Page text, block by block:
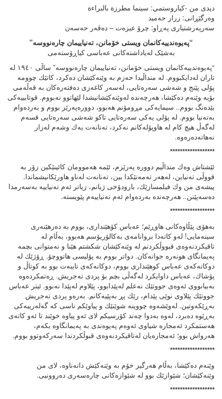
دیدی من -كياروستمي: سينما مطرزة بالبراءة
وەرگێڕانی: زرار حەمید
سەرپەرشتیاری پەڕاو: چرۆ عیزەت – دەڤەر حەسەن
“پەیوەندییەکانمان ویستی خۆمانن، تەنیاییمان چارەنووسە”
بەشێک لەیاداشتەکانی عەباسی کیاڕۆستەمی
“پەیوەندییەکانمان ویستی خۆمانن، تەنیاییمان چارەنووسە” ساڵی ١٩٤٠ لە
تاران لەدایکبووم. لە منداڵیدا حەزم بە وێنەکێشان دەکرد، کاتێك چوومە
پۆلی پێنج و شەشی سەرەتایی، لەسەر کاغەزی دەفتەرەکان بە قەڵەمی
بۆیە وێنەم دەکێشا، هەرچەندە لەوێنەکێشانیشدا لێهاتوو نەبووم. قوتابییەکی
بێدەنگ بووم.. سیمایەکی مڕومۆنم هەبوو، دوورەپەرێز بووم و بەردەوام
بەتەنیا بووم. لە پۆلی یەکی سەرەتایی تاکو شەشی سەرەتایی قسەم
لەگەڵ هیچ کام لە هاوپۆلەکانم نەکرد، تەنانەت یەك وشەم لەزار
نەهاتەدەرەوە.
******************
ئێشتاش وەك منداڵیم دوورە پەرێزم، ئێمە هەموومان کائینێکین زۆر بە
قووڵی تەنیاین، لەهەر تەمەنێکدا بین، تەنانەت لەناو هاورێکانیشماندا.
پیشەی من وك فیلمسازێك، بارودۆخی ژیانم، زیاتر ئەم تەنیاییە بەسەرمدا
دەسەپێنن.. هەرچەندە بەردەوام ئەم تەنیاییەم پێویستە.
******************
بەهۆی پێڵاوەکانی هاوڕێم؛ عەباس کۆهێنداری، بووم بە دەرهێنەری
سینەمایی! لەو کاتەدا بروانامەی بەکالۆریۆسم هەبوو، بەڵام لە
تاقیکردنەوەی قبووڵکردنم لە وێنەکێشان شکشتم هێنا و نەمتوانی بچمە
پەیمانگای هونەرە جوانەکان. دواتر بووم بە پۆلیسی هاتووچۆ. ڕۆژێك لە
دوکانەکەی عەباس کوهێنداری بووم، دوکانەکەی تایبەت بوو بە کوتاڵ و
پۆشاك، عەباس داوایکرد لەگەڵی بچم بۆ پردی تەجریش. ڕەتمکردەوە
بەبیانووی ئەوەی جووتێك نەعلم لەپێدابوو، پێلاوم لەپێدا نەبوو. ئیتر عەباس
جووتێك پێلاوی نوێی پێدام، رێك پڕ بەپێیەکانم. بەرەو پردی تەجریش
بەڕێکەوتین. لەوێشەوە چووینە شوێنێك و پیاوێکم ناسی کە گەلەرییەکی
بەڕێوە دەبرد، لەوە بەدوا چەند کۆرسیكم لای ئەو پیاوە خوێند تا ئەو کاتەی
هەستمکرد ئەمجارە شیاوی ئەوەم پەیوەندی بە پەیمانگاوە بکەم،
هەرواش بوو؛ ئەمجارەیان لەتاقیکردنەوەی قبوڵکردندا سەرکەوتوو بووم.
******************
وێنەم دەکێشا، بەڵام هەرگیز خۆم بە وێنەکێش دانەناوە، لای من
وێنەکێشان؛ شێوازێك بوو لە شێوازەکانی چارەسەری دەروونیی.
******************